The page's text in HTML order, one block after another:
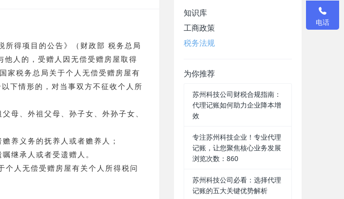
得项目的公告》（财政部 税务总局
人的，受赠人因无偿受赠房屋取得
家税务总局关于个人无偿受赠房屋有
下情形的，对当事双方不征收个人所
、外祖父母、孙子女、外孙子女、
养义务的抚养人或者赡养人；
嘱继承人或者受遗赠人。
人无偿受赠房屋有关个人所得税问
知识库
工商政策
税务法规
为你推荐
苏州科技公司财税合规指南：
代理记账如何助力企业降本增
效
专注苏州科技企业！专业代理
记账，让您聚焦核心业务发展
浏览次数：860
苏州科技公司必看：选择代理
记账的五大关键优势解析
电话